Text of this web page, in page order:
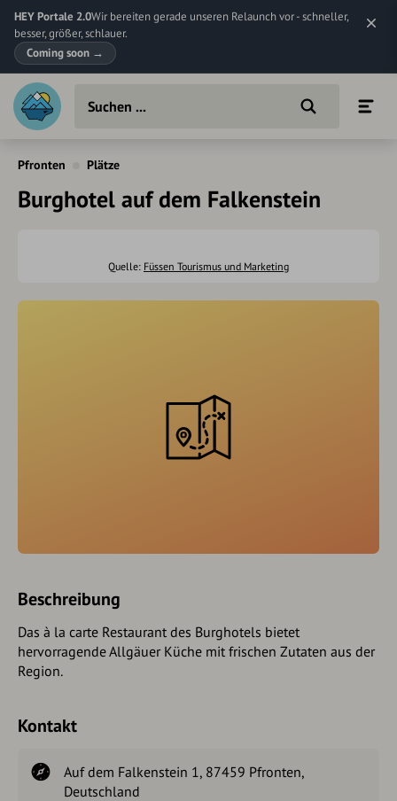
HEY Portale 2.0Wir bereiten gerade unseren Relaunch vor - schneller,
besser, größer, schlauer.
Coming soon →
Pfronten Plätze
Burghotel auf dem Falkenstein
Quelle: Füssen Tourismus und Marketing
Beschreibung
Das à la carte Restaurant des Burghotels bietet
hervorragende Allgäuer Küche mit frischen Zutaten aus der
Region.
Kontakt
Auf dem Falkenstein 1, 87459 Pfronten,
Deutschland